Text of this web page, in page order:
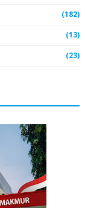
(182)
(13)
(23)